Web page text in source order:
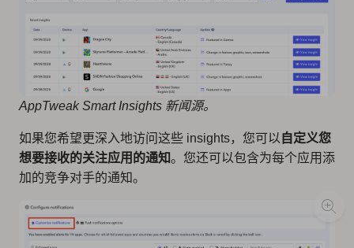
AppTweak Smart Insights 新闻源。
如果您希望更深入地访问这些 insights，您可以 自定义您
想要接收的关注应用的通知。您还可以包含为每个应用添
加的竞争对手的通知。